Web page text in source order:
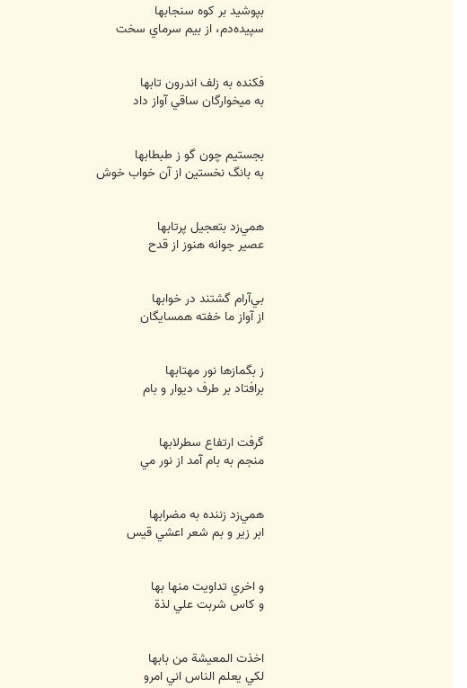
بپوشيد بر کوه سنجابها
سپيده‌دم، از بيم سرماي سخت
فکنده به زلف اندرون تابها
به ميخوارگان ساقي آواز داد
بجستيم چون گو ز طبطابها
به بانگ نخستين از آن خواب خوش
همي‌زد بتعجيل پرتابها
عصير جوانه هنوز از قدح
بي‌آرام گشتند در خوابها
از آواز ما خفته همسايگان
ز بگمازها نور مهتابها
برافتاد بر طرف ديوار و بام
گرفت ارتفاع سطرلابها
منجم به بام آمد از نور مي
همي‌زد زننده به مضرابها
ابر زير و بم شعر اعشي قيس
و اخري تداويت منها بها
و کاس شربت علي لذة
اخذت المعيشة من بابها
لکي يعلم الناس اني امرو